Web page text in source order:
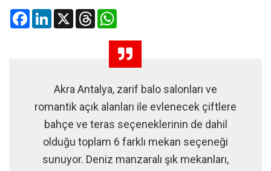
FacebookLinkedIn
X Threads
Akra Antalya, zarif balo salonları ve
romantik açık alanları ile evlenecek çiftlere
bahçe ve teras seçeneklerinin de dahil
olduğu toplam 6 farklı mekan seçeneği
sunuyor. Deniz manzaralı şık mekanları,